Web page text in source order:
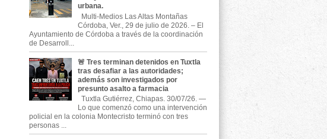
urbana.
Multi-Medios Las Altas Montañas
Córdoba, Ver., 29 de julio de 2026. – El
Ayuntamiento de Córdoba a través de la coordinación
de Desarroll...
🚨 Tres terminan detenidos en Tuxtla
tras desafiar a las autoridades;
además son investigados por
presunto asalto a farmacia
Tuxtla Gutiérrez, Chiapas. 30/07/26. —
Lo que comenzó como una intervención
policial en la colonia Montecristo terminó con tres
personas ...